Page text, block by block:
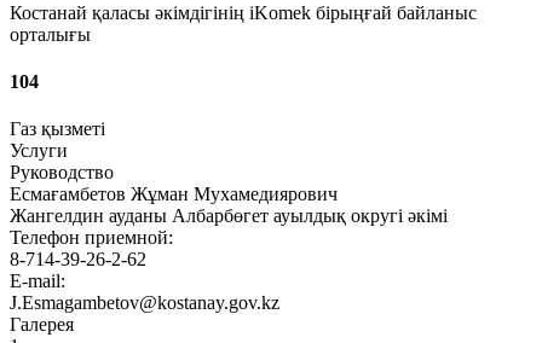
Костанай қаласы әкімдігінің iKomek бірыңғай байланыс
орталығы
104
Газ қызметі
Услуги
Руководство
Есмағамбетов Жұман Мухамедиярович
Жангелдин ауданы Албарбөгет ауылдық округі әкімі
Телефон приемной:
8-714-39-26-2-62
E-mail:
J.Esmagambetov@kostanay.gov.kz
Галерея